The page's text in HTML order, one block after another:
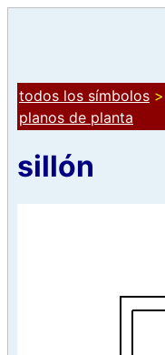
todos los símbolos >
planos de planta
sillón